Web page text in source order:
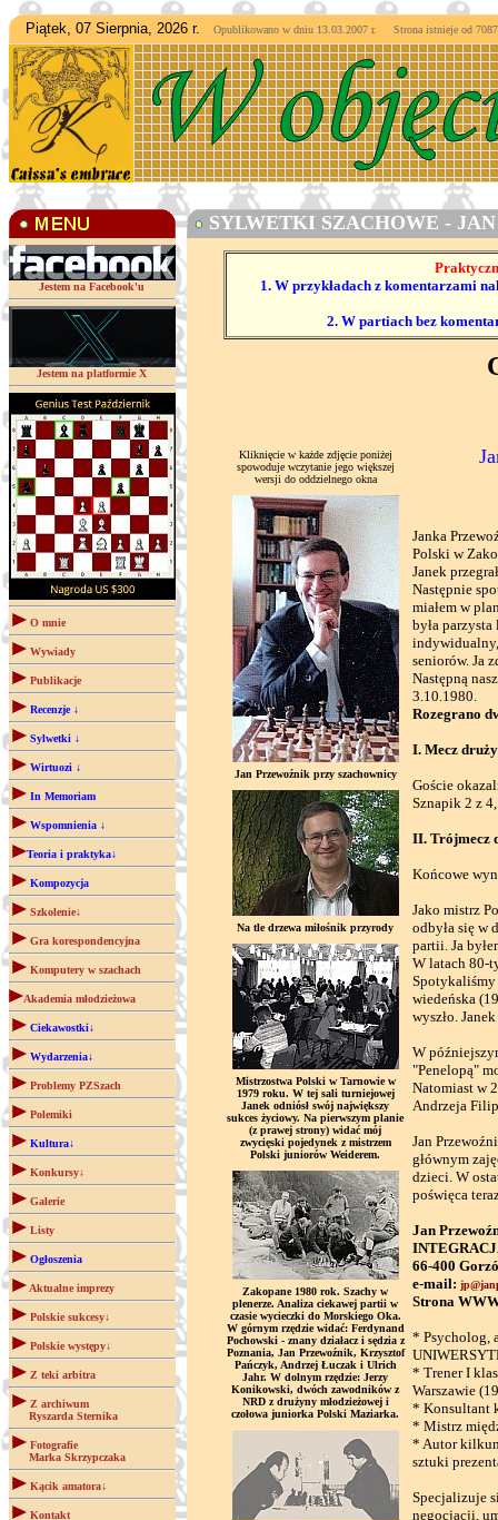
Piątek, 07 Sierpnia, 2026 r. Opublikowano w dniu 13.03.2007 r. Strona istnieje od
Jestem na Facebook'u
Jestem na platformie X
O mnie
Wywiady
Publikacje
Recenzje ↓
Sylwetki ↓
Wirtuozi ↓
In Memoriam
Wspomnienia ↓
Teoria i praktyka↓
Kompozycja
Szkolenie↓
Gra korespondencyjna
Komputery w szachach
Akademia młodzieżowa
Ciekawostki↓
Wydarzenia↓
Problemy PZSzach
Polemiki
Kultura↓
Konkursy↓
Galerie
Listy
Ogłoszenia
Aktualne imprezy
Polskie sukcesy↓
Polskie występy↓
Z teki arbitra
Z archiwum
Ryszarda Sternika
Fotografie
Marka Skrzypczaka
Kącik amatora↓
Kontakt
SYLWETKI SZACHOWE - JAN
1. W przykładach z komentarzami
2. W partiach bez
Kliknięcie w każde zdjęcie poniżej
spowoduje wczytanie jego większej
wersji do oddzielnego okna
Jan Przewoźnik przy szachownicy
Na tle drzewa miłośnik przyrody
Mistrzostwa Polski w Tarnowie w
1979 roku. W tej sali turniejowej
Janek odniósł swój największy
sukces życiowy. Na pierwszym planie
(z prawej strony) widać mój
zwycięski pojedynek z mistrzem
Polski juniorów Weiderem.
Zakopane 1980 rok. Szachy w
plenerze. Analiza ciekawej partii w
czasie wycieczki do Morskiego Oka.
W górnym rzędzie widać: Ferdynand
Pochowski - znany działacz i sędzia z
Poznania, Jan Przewoźnik, Krzysztof
Pańczyk, Andrzej Łuczak i Ulrich
Jahr. W dolnym rzędzie: Jerzy
Konikowski, dwóch zawodników z
NRD z drużyny młodzieżowej i
czołowa juniorka Polski Maziarka.
Janka
Polski w
Janek
Następnie
miałem w
była
seniorów. Ja
Następną
3.10.1980.
Rozegrano
I. Mecz
Goście
Sznapik 2 z
II. Trójmecz
Końcowe
Jako mistrz
odbyła się w
partii. Ja
W latach 80-
Spotykaliśmy
wiedeńska
wyszło.
W
"Penelopą"
Natomiast w
Andrzeja
Jan
głównym
dzieci. W
poświęca
Jan
66-400
e-mail:
Strona
* Psycholog,
* Trener I
Warszawie
* Konsultant
* Mistrz
* Autor
sztuki
Specjalizuje
negocjacji,